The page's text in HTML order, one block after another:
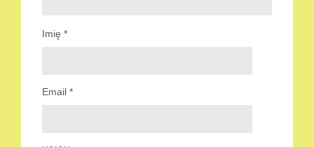
Imię *
Email *